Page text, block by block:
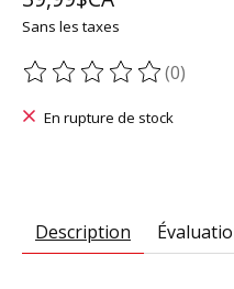
Sans les taxes
Ce produit est évalué à
(0)
En rupture de stock
Description